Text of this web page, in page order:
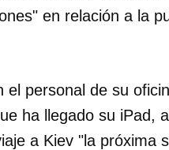
has de iniciar sesión
en relación a la
personal de su
ha llegado su iPad,
a Kiev "la próxima